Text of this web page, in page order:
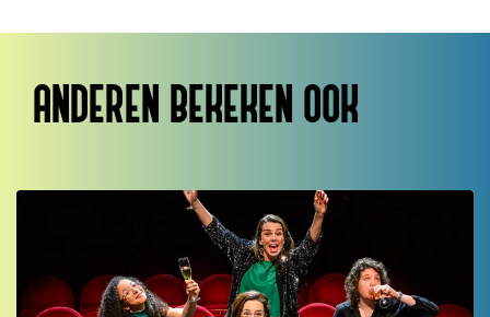
ANDEREN BEKEKEN OOK